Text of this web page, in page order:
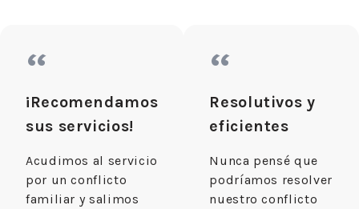
“
¡Recomendamos
sus servicios!
Acudimos al servicio
por un conflicto
familiar y salimos
“
Resolutivos y
eficientes
Nunca pensé que
podríamos resolver
nuestro conflicto